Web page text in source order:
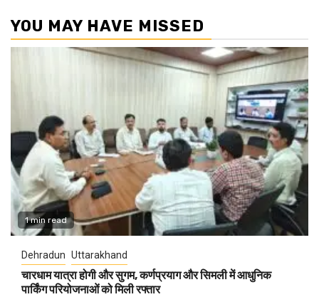
YOU MAY HAVE MISSED
1 min read
Dehradun Uttarakhand
चारधाम यात्रा होगी और सुगम, कर्णप्रयाग और सिमली में आधुनिक
पार्किंग परियोजनाओं को मिली रफ्तार